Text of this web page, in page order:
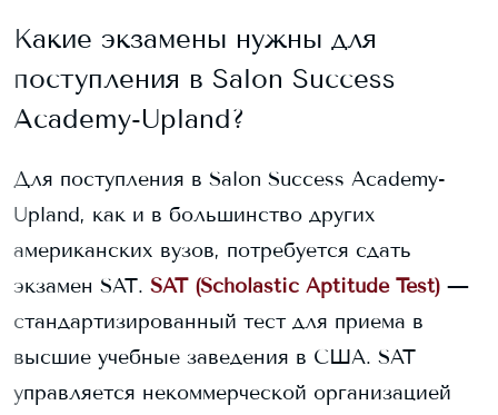
Какие экзамены нужны для
поступления в Salon Success
Academy-Upland?
Для поступления в Salon Success Academy-
Upland, как и в большинство других
американских вузов, потребуется сдать
экзамен SAT. SAT (Scholastic Aptitude Test) —
стандартизированный тест для приема в
высшие учебные заведения в США. SAT
управляется некоммерческой организацией